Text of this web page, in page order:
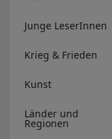
Junge LeserInnen
Krieg & Frieden
Kunst
Länder und
Regionen